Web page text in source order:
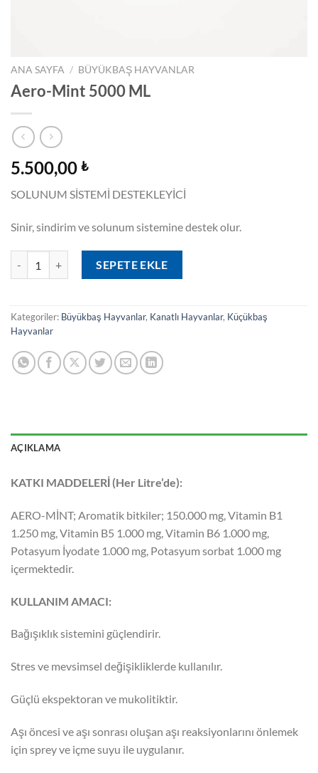
ANA SAYFA / BÜYÜKBAŞ HAYVANLAR
Aero-Mint 5000 ML
5.500,00 ₺
SOLUNUM SİSTEMİ DESTEKLEYİCİ
Sinir, sindirim ve solunum sistemine destek olur.
SEPETE EKLE
Kategoriler: Büyükbaş Hayvanlar, Kanatlı Hayvanlar, Küçükbaş
Hayvanlar
AÇIKLAMA
KATKI MADDELERİ (Her Litre’de):
AERO-MİNT; Aromatik bitkiler; 150.000 mg, Vitamin B1
1.250 mg, Vitamin B5 1.000 mg, Vitamin B6 1.000 mg,
Potasyum İyodate 1.000 mg, Potasyum sorbat 1.000 mg
içermektedir.
KULLANIM AMACI:
Bağışıklık sistemini güçlendirir.
Stres ve mevsimsel değişikliklerde kullanılır.
Güçlü ekspektoran ve mukolitiktir.
Aşı öncesi ve aşı sonrası oluşan aşı reaksiyonlarını önlemek
için sprey ve içme suyu ile uygulanır.